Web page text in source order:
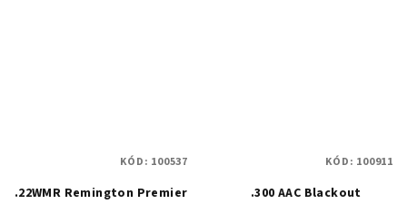
.22WMR Remington Premier
KÓD: 100537
.300 AAC Blackout
KÓD: 100911